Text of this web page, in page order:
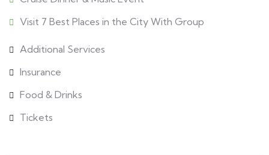
Visit 7 Best Places in the City With Group
Additional Services
Insurance
Food & Drinks
Tickets